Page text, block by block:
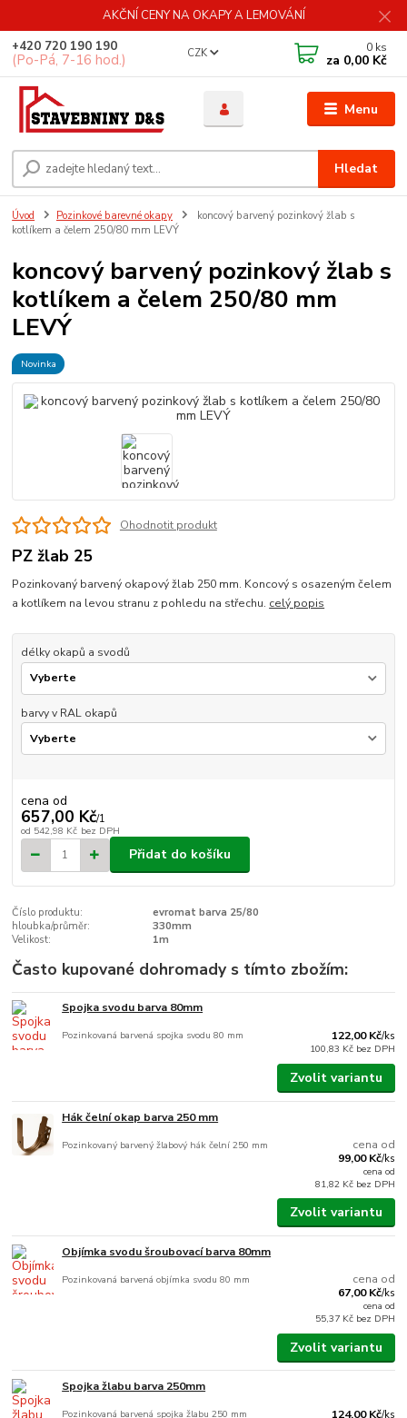
AKČNÍ CENY NA OKAPY A LEMOVÁNÍ
Menu
CZK
Hledat
+420 720 190 190
(Po-Pá, 7-16 hod.)
0 ks
za 0,00 Kč
Úvod Pozinkové barevné okapy
koncový barvený pozinkový žlab s
kotlíkem a čelem 250/80 mm LEVÝ
koncový barvený pozinkový žlab s
kotlíkem a čelem 250/80 mm
LEVÝ
Novinka
Ohodnotit produkt
PZ žlab 25
Pozinkovaný barvený okapový žlab 250 mm. Koncový s osazeným čelem
a kotlíkem na levou stranu z pohledu na střechu. celý popis
délky okapů a svodů
barvy v RAL okapů
cena od
657,00 Kč/1
od 542,98 Kč bez DPH
Přidat do košíku
Číslo produktu:
evromat barva 25/80
hloubka/průměr:
330mm
Velikost:
1m
Často kupované dohromady s tímto zbožím:
Spojka svodu barva 80mm
Pozinkovaná barvená spojka svodu 80 mm 122,00 Kč/ks
100,83 Kč bez DPH
Zvolit variantu
Hák čelní okap barva 250 mm
Pozinkovaný barvený žlabový hák čelní 250 mm
cena od
99,00 Kč/ks
cena od
81,82 Kč bez DPH
Zvolit variantu
Objímka svodu šroubovací barva 80mm
Pozinkovaná barvená objímka svodu 80 mm
cena od
67,00 Kč/ks
cena od
55,37 Kč bez DPH
Zvolit variantu
Spojka žlabu barva 250mm
Pozinkovaná barvená spojka žlabu 250 mm 124,00 Kč/ks